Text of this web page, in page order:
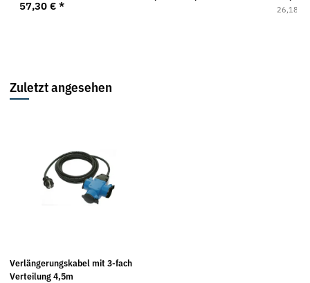
57,30 € * 26,18 €
Zuletzt angesehen
Verlängerungskabel mit 3-fach
Verteilung 4,5m